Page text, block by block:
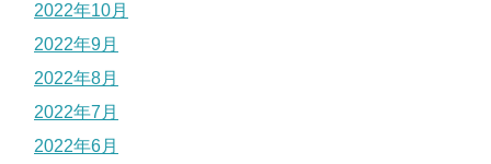
2022年10月
2022年9月
2022年8月
2022年7月
2022年6月